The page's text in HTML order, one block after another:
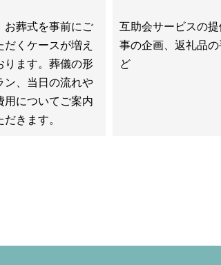
お葬式を事前にご
だくケースが増え
ります。葬儀の形
ン、当日の流れや
用についてご案内
だきます。
互助会サービスの
事の企画、返礼品の
ど